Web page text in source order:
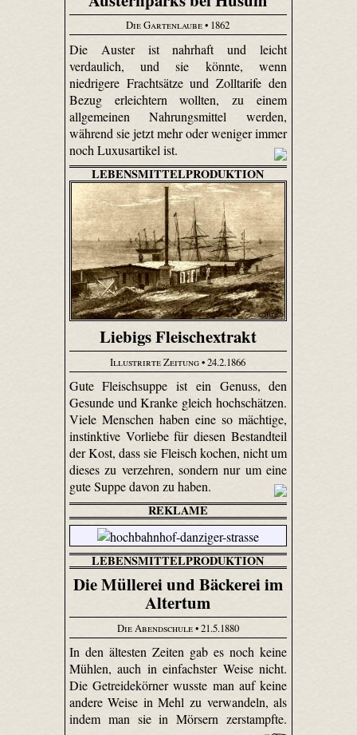
Die Gartenlaube• 1862
Die Auster ist nahrhaft und leicht
verdaulich, und sie könnte, wenn
niedrigere Frachtsätze und Zolltarife den
Bezug erleichtern wollten, zu einem
allgemeinen Nahrungsmittel werden,
während sie jetzt mehr oder weniger immer
noch Luxusartikel ist.
LEBENSMITTELPRODUKTION
Liebigs Fleischextrakt
Illustrirte Zeitung• 24.2.1866
Gute Fleischsuppe ist ein Genuss, den
Gesunde und Kranke gleich hochschätzen.
Viele Menschen haben eine so mächtige,
instinktive Vorliebe für diesen Bestandteil
der Kost, dass sie Fleisch kochen, nicht um
dieses zu verzehren, sondern nur um eine
gute Suppe davon zu haben.
REKLAME
LEBENSMITTELPRODUKTION
Die Müllerei und Bäckerei im
Altertum
Die Abendschule• 21.5.1880
In den ältesten Zeiten gab es noch keine
Mühlen, auch in einfachster Weise nicht.
Die Getreidekörner wusste man auf keine
andere Weise in Mehl zu verwandeln, als
indem man sie in Mörsern zerstampfte.